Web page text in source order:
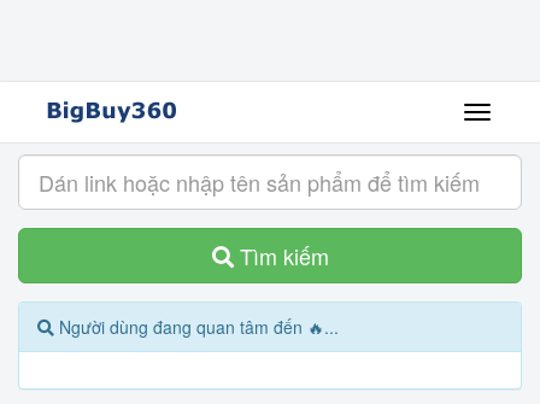
Tìm kiếm
Người dùng đang quan tâm đến 🔥...